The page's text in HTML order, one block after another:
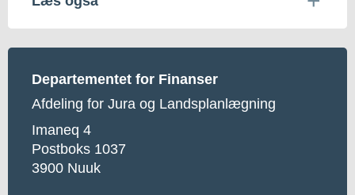
Departementet for Finanser
Afdeling for Jura og Landsplanlægning
Imaneq 4
Postboks 1037
3900 Nuuk